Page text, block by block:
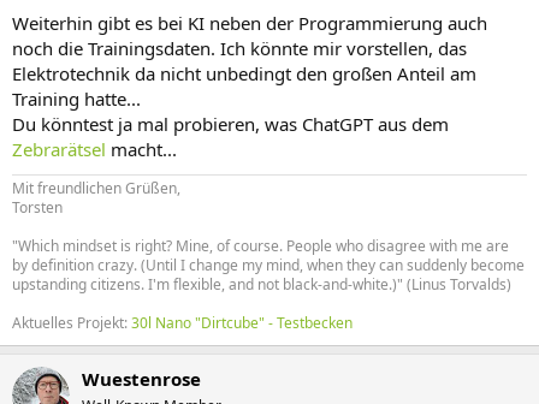
Weiterhin gibt es bei KI neben der Programmierung auch
noch die Trainingsdaten. Ich könnte mir vorstellen, das
Elektrotechnik da nicht unbedingt den großen Anteil am
Training hatte...
Du könntest ja mal probieren, was ChatGPT aus dem
Zebrarätsel macht...
Mit freundlichen Grüßen,
Torsten
"Which mindset is right? Mine, of course. People who disagree with me are
by definition crazy. (Until I change my mind, when they can suddenly become
upstanding citizens. I'm flexible, and not black-and-white.)" (Linus Torvalds)
Aktuelles Projekt:30l Nano "Dirtcube" - Testbecken
Wuestenrose